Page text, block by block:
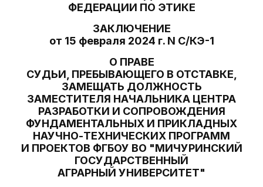
ФЕДЕРАЦИИ ПО ЭТИКЕ
ЗАКЛЮЧЕНИЕ
от 15 февраля 2024 г. N С/КЭ-1
О ПРАВЕ
СУДЬИ, ПРЕБЫВАЮЩЕГО В ОТСТАВКЕ,
ЗАМЕЩАТЬ ДОЛЖНОСТЬ
ЗАМЕСТИТЕЛЯ НАЧАЛЬНИКА ЦЕНТРА
РАЗРАБОТКИ И СОПРОВОЖДЕНИЯ
ФУНДАМЕНТАЛЬНЫХ И ПРИКЛАДНЫХ
НАУЧНО-ТЕХНИЧЕСКИХ ПРОГРАММ
И ПРОЕКТОВ ФГБОУ ВО "МИЧУРИНСКИЙ
ГОСУДАРСТВЕННЫЙ
АГРАРНЫЙ УНИВЕРСИТЕТ"